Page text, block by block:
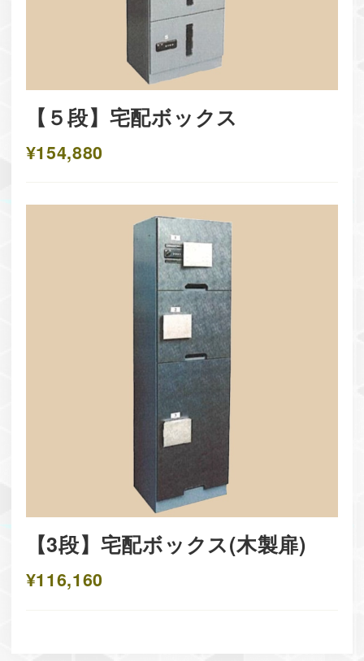
【５段】宅配ボックス
¥154,880
【3段】宅配ボックス(木製扉)
¥116,160